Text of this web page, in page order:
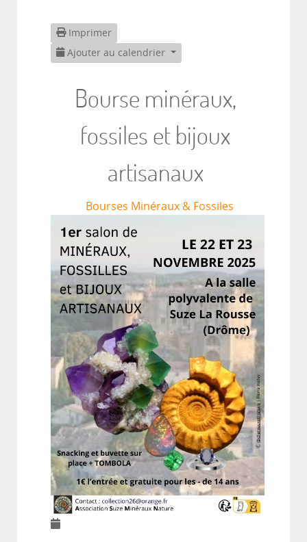
Imprimer
Ajouter au calendrier
Bourse minéraux,
fossiles et bijoux
artisanaux
Bourses Minéraux & Fossiles